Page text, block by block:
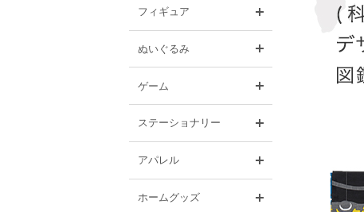
フィギュア
ぬいぐるみ
ゲーム
ステーショナリー
アパレル
ホームグッズ